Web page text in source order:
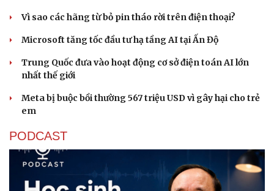
Vì sao các hãng từ bỏ pin tháo rời trên điện thoại?
Microsoft tăng tốc đầu tư hạ tầng AI tại Ấn Độ
Trung Quốc đưa vào hoạt động cơ sở điện toán AI lớn
nhất thế giới
Meta bị buộc bồi thường 567 triệu USD vì gây hại cho trẻ
em
PODCAST